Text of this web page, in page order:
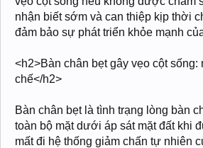
nhận biết sớm và can thiệp kịp thời
đảm bảo sự phát triển khỏe mạnh
<h2>Bàn chân bẹt gây vẹo cột
chế</h2>
Bàn chân bẹt là tình trạng lòng bàn
toàn bộ mặt dưới áp sát mặt đất khi
mất đi hệ thống giảm chấn tự nhiên